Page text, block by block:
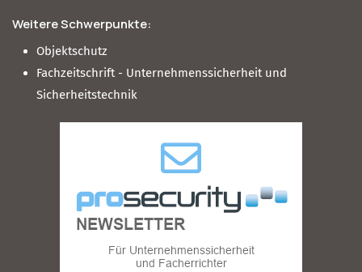
Weitere Schwerpunkte:
Objektschutz
Fachzeitschrift - Unternehmenssicherheit und
Sicherheitstechnik